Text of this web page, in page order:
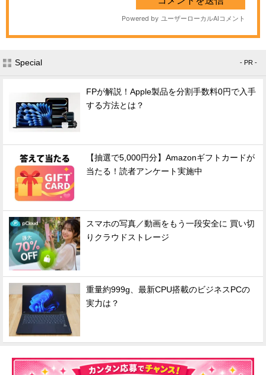
Special - PR -
FPが解説！Apple製品を分割手数料0円で入手
する方法とは？
【抽選で5,000円分】Amazonギフトカードが
当たる！読者アンケート実施中
スマホの写真／動画をもう一段安全に 買い切
りクラウドストレージ
重量約999g、最新CPU搭載のビジネスPCの
実力は？